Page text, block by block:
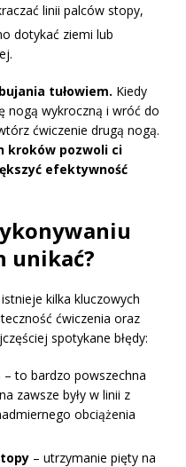
linii palców stopy,
dotykać ziemi lub
tułowiem. Kiedy
nogą wykroczną i wróć do
ćwiczenie drugą nogą.
kroków pozwoli ci
efektywność
unikać?
kilka kluczowych
ćwiczenia oraz
spotykane błędy:
– to bardzo powszechna
zawsze były w linii z
obciążenia
– utrzymanie pięty na